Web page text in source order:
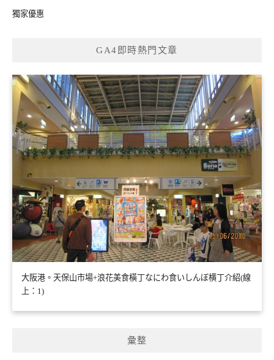
獨家優惠
GA4即時熱門文章
大阪港。天保山市場+浪花美食橫丁なにわ食いしんぼ横丁介紹(線
上：1)
彙整